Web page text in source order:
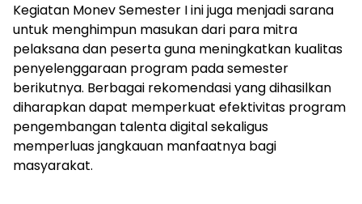
Kegiatan Monev Semester I ini juga menjadi sarana
untuk menghimpun masukan dari para mitra
pelaksana dan peserta guna meningkatkan kualitas
penyelenggaraan program pada semester
berikutnya. Berbagai rekomendasi yang dihasilkan
diharapkan dapat memperkuat efektivitas program
pengembangan talenta digital sekaligus
memperluas jangkauan manfaatnya bagi
masyarakat.